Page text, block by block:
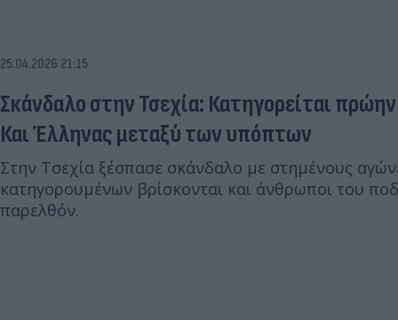
25.04.2026 21:15
Σκάνδαλο στην Τσεχία: Κατηγορείται
Και Έλληνας μεταξύ των υπόπτων
Στην Τσεχία ξέσπασε σκάνδαλο με στημένους
κατηγορουμένων βρίσκονται και άνθρωποι του
παρελθόν.